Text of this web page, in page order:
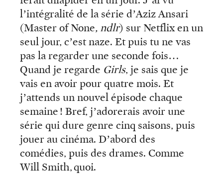
l’intégralité de la série d’Aziz Ansari
(Master of None, ndlr) sur Netflix en un
seul jour, c’est naze. Et puis tu ne vas
pas la regarder une seconde fois…
Quand je regarde Girls, je sais que je
vais en avoir pour quatre mois. Et
j’attends un nouvel épisode chaque
semaine ! Bref, j’adorerais avoir une
série qui dure genre cinq saisons, puis
jouer au cinéma. D’abord des
comédies, puis des drames. Comme
Will Smith, quoi.